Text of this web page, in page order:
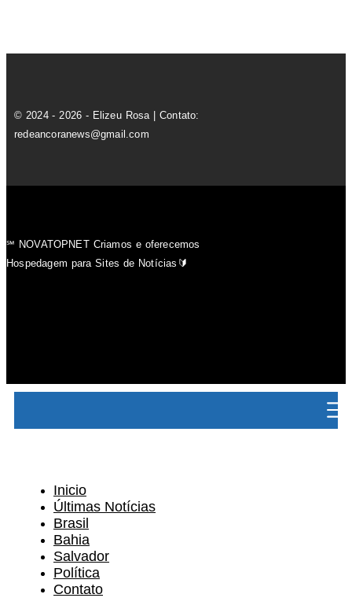
© 2024 - 2026 - Elizeu Rosa | Contato:
redeancoranews@gmail.com
℠ NOVATOPNET Criamos e oferecemos
Hospedagem para Sites de Notícias🔰
Inicio
Últimas Notícias
Brasil
Bahia
Salvador
Política
Contato